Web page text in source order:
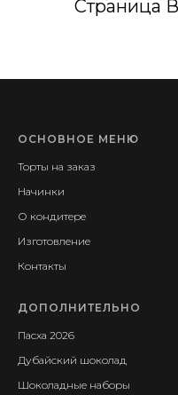
Страница
ОСНОВНОЕ МЕНЮ
Торты на заказ
Начинки
О кондитере
Изготовление
Контакты
ДОПОЛНИТЕЛЬНО
Пасха 2026
Дубайский шоколад
Шоколадные наборы